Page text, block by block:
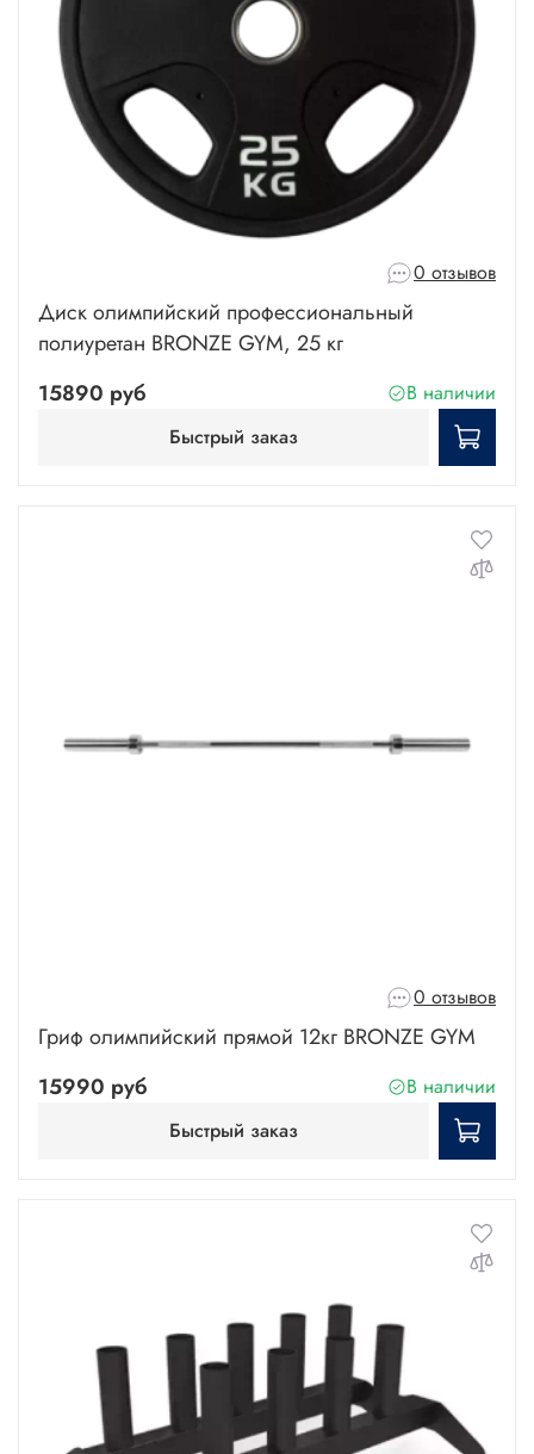
0 отзывов
Диск олимпийский профессиональный
полиуретан BRONZE GYM, 25 кг
15890 руб
В наличии
Быстрый заказ
0 отзывов
Гриф олимпийский прямой 12кг BRONZE GYM
15990 руб
В наличии
Быстрый заказ